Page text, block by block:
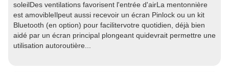
soleilDes ventilations favorisent l'entrée d'airLa mentonnière
est amovibleIlpeut aussi recevoir un écran Pinlock ou un kit
Bluetooth (en option) pour facilitervotre quotidien, déjà bien
aidé par un écran principal plongeant quidevrait permettre une
utilisation autoroutière...